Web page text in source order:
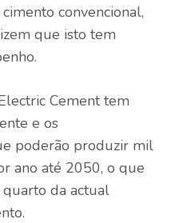
convencional,
que isto tem
Cement tem
e os
poderão produzir mil
ano até 2050, o que
da actual